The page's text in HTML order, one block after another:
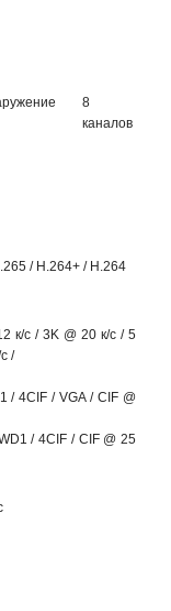
8
каналов
/ H.264+ / H.264
к/с / 3K @ 20 к/с / 5
/
/ 4CIF / VGA / CIF @
/ 4CIF / CIF @ 25